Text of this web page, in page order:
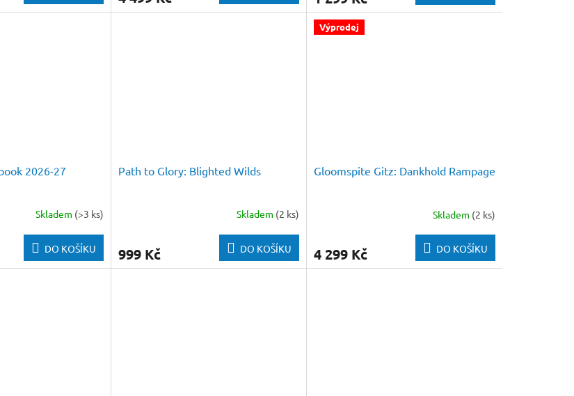
2026-27
Skladem (>3 ks)
DO KOŠÍKU
Path to Glory: Blighted Wilds
Skladem (2 ks)
999 Kč DO KOŠÍKU
Výprodej
Gloomspite Gitz: Dankhold Rampage
Skladem (2 ks)
4 299 Kč DO KOŠÍKU